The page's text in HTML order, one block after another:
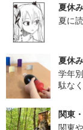
夏休
夏に
夏休
学年
駄な
関東
関東